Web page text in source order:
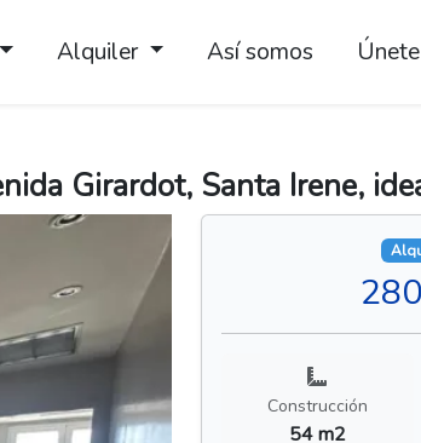
Alquiler Así somos
Girardot, Santa Irene,
280
Construcción
54 m2